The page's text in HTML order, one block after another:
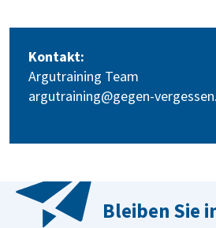
Kontakt:
Argutraining Team
argutraining@gegen-
Bleiben Sie